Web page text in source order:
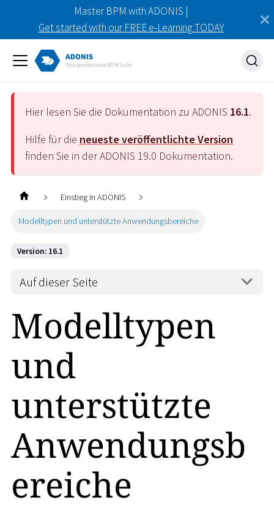
Master BPM with ADONIS |
Get started with our FREE e-Learning TODAY
Hier lesen Sie die Dokumentation zu ADONIS 16.1.
Hilfe für die neueste veröffentlichte Version
finden Sie in der ADONIS 19.0 Dokumentation.
Einstieg in ADONIS
Modelltypen und unterstützte Anwendungsbereiche
Version: 16.1
Auf dieser Seite
Modelltypen
und
unterstützte
Anwendungsb
ereiche